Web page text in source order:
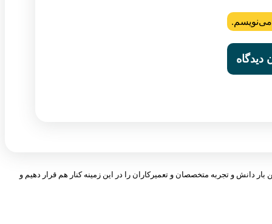
می‌نویسم.
دانش و تجربه متخصصان و تعمیرکاران را در این زمینه کنار هم قرار دهیم و